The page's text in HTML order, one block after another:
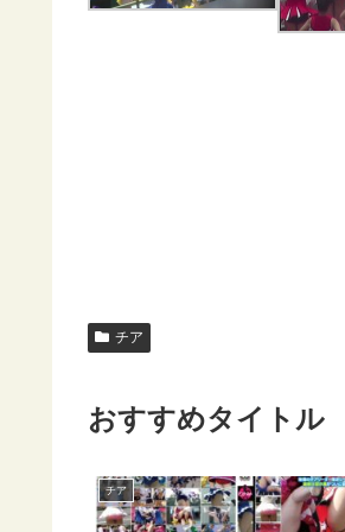
チア
おすすめタイトル
チア